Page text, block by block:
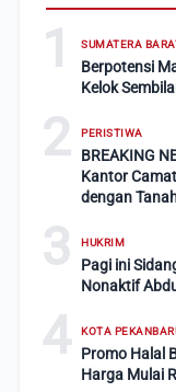
1 SUMATERA
Berpotensi
Kelok
2 PERISTIWA
BREAKING
Kantor
dengan
3 HUKRIM
Pagi ini
Nonaktif
4 KOTA
Promo Halal
Harga Mulai